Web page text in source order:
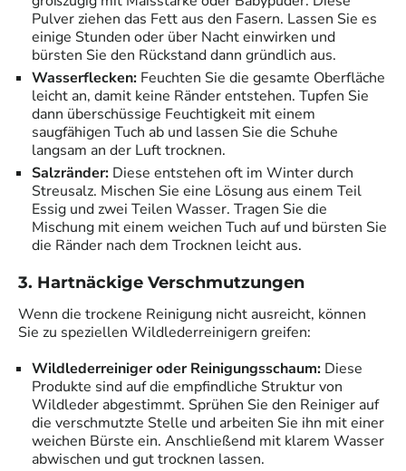
Pulver ziehen das Fett aus den Fasern. Lassen Sie es
einige Stunden oder über Nacht einwirken und
bürsten Sie den Rückstand dann gründlich aus.
Wasserflecken: Feuchten Sie die gesamte Oberfläche
leicht an, damit keine Ränder entstehen. Tupfen Sie
dann überschüssige Feuchtigkeit mit einem
saugfähigen Tuch ab und lassen Sie die Schuhe
langsam an der Luft trocknen.
Salzränder: Diese entstehen oft im Winter durch
Streusalz. Mischen Sie eine Lösung aus einem Teil
Essig und zwei Teilen Wasser. Tragen Sie die
Mischung mit einem weichen Tuch auf und bürsten Sie
die Ränder nach dem Trocknen leicht aus.
3. Hartnäckige Verschmutzungen
Wenn die trockene Reinigung nicht ausreicht, können
Sie zu speziellen Wildlederreinigern greifen:
Wildlederreiniger oder Reinigungsschaum: Diese
Produkte sind auf die empfindliche Struktur von
Wildleder abgestimmt. Sprühen Sie den Reiniger auf
die verschmutzte Stelle und arbeiten Sie ihn mit einer
weichen Bürste ein. Anschließend mit klarem Wasser
abwischen und gut trocknen lassen.